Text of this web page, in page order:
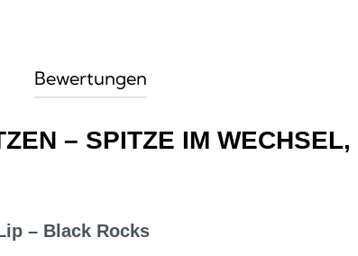
Bewertungen
– SPITZE IM WECHSEL,
– Black Rocks